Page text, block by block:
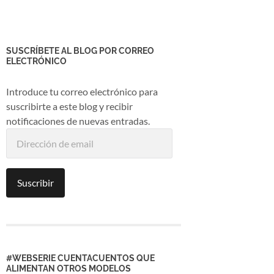
SUSCRÍBETE AL BLOG POR CORREO
ELECTRÓNICO
Introduce tu correo electrónico para
suscribirte a este blog y recibir
notificaciones de nuevas entradas.
Suscribir
#WEBSERIE CUENTACUENTOS QUE
ALIMENTAN OTROS MODELOS